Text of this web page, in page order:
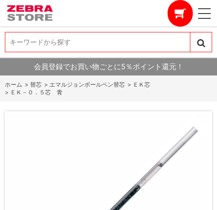
キーワードから探す
キーワードから探す
会員登録でお買い物ごとに5％ポイント還元！
ホーム > 替芯 > エマルジョンボールペン替芯 > ＥＫ芯
> ＥＫ－０．５芯 青